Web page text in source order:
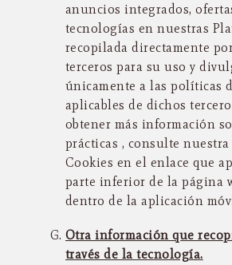
anuncios integrados,
tecnologías en nuestras
recopilada directamente
terceros para su uso y
únicamente a las políticas
aplicables de dichos
obtener más información
prácticas , consulte
Cookies en el enlace que
parte inferior de la página
dentro de la aplicación
Otra información que
través de la tecnología.